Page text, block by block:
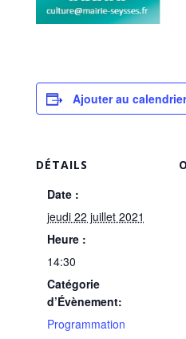
Ajouter au calendrier
DÉTAILS
Date :
jeudi 22 juillet 2021
Heure :
14:30
Catégorie
d’Évènement:
Programmation